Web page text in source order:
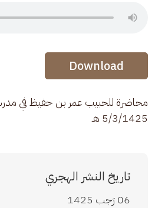
Audio Stream
Audio Stream
Download
محاضرة للحبيب عمر بن حفيظ في
5/3/1425 هـ
تاريخ النشر الهجري
06 رَجب 1425